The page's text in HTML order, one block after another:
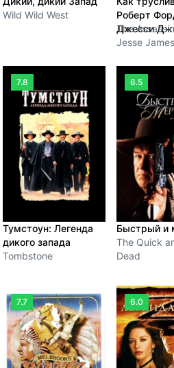
Wild Wild West
Роберт
Джесси
The
Jesse
7.8
Тумстоун: Легенда
дикого запада
Tombstone
6.5
Быстрый и
The Quick
Dead
7.7 6.0